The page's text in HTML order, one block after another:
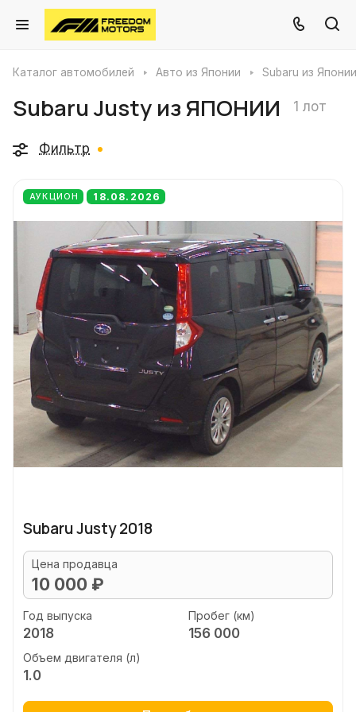
Каталог автомобилей Авто из Японии Subaru из Японии
Subaru Justy из ЯПОНИИ 1 лот
Фильтр
АУКЦИОН 18.08.2026
Subaru Justy 2018
Цена продавца
10 000 ₽
Год выпуска
2018
Пробег (км)
156 000
Объем двигателя (л)
1.0